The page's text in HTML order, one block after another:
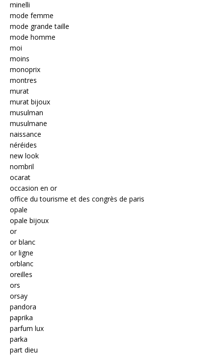
minelli
mode femme
mode grande taille
mode homme
moi
moins
monoprix
montres
murat
murat bijoux
musulman
musulmane
naissance
néréides
new look
nombril
ocarat
occasion en or
office du tourisme et des congrès de paris
opale
opale bijoux
or
or blanc
or ligne
orblanc
oreilles
ors
orsay
pandora
paprika
parfum lux
parka
part dieu